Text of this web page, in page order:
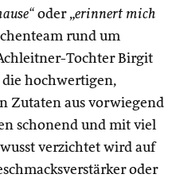
oder „erinnert mich
rund um
Tochter Birgit
hochwertigen,
Zutaten aus vorwiegend
schonend und mit viel
verzichtet wird auf
oder